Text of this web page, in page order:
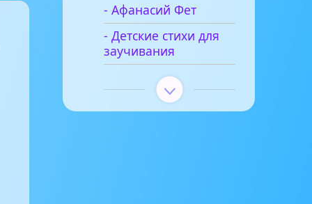
- Афанасий Фет
- Детские стихи для
заучивания